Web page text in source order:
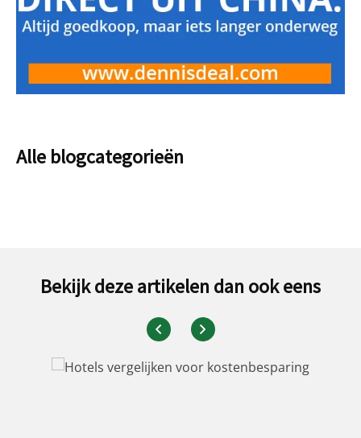
Alle blogcategorieën
Bekijk deze artikelen dan ook eens